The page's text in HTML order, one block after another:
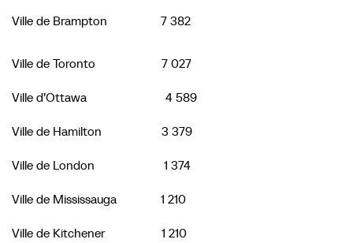
Ville de Brampton 7 382
Ville de Toronto 7 027
Ville d’Ottawa 4 589
Ville de Hamilton 3 379
Ville de London 1 374
Ville de Mississauga 1 210
Ville de Kitchener 1 210